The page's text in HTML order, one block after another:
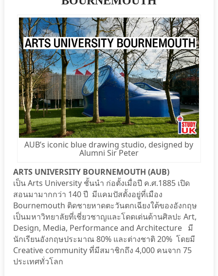
AUB’s iconic blue drawing studio, designed by
Alumni Sir Peter
ARTS UNIVERSITY BOURNEMOUTH (AUB)
เป็น Arts University ชั้นนำ ก่อตั้งเมื่อปี ค.ศ.1885 เปิด
สอนมามากกว่า 140 ปี มีแคมปัสตั้งอยู่ที่เมือง
Bournemouth ติดชายหาดตะวันตกเฉียงใต้ของอังกฤษ
เป็นมหาวิทยาลัยที่เชี่ยวชาญและโดดเด่นด้านศิลปะ Art,
Design, Media, Performance and Architecture มี
นักเรียนอังกฤษประมาณ 80% และต่างชาติ 20% โดยมี
Creative community ที่มีสมาชิกถึง 4,000 คนจาก 75
ประเทศทั่วโลก